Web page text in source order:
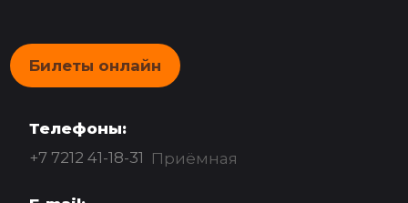
Билеты онлайн
Телефоны:
+7 7212 41-18-31 Приёмная